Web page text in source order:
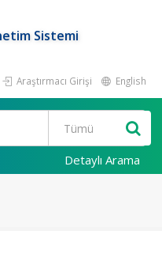
Sistemi
Araştırmacı Girişi English
Detaylı Arama